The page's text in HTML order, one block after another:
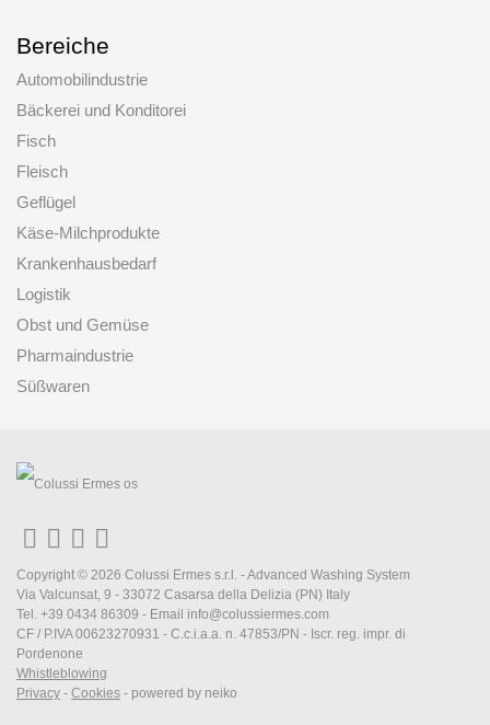
Bereiche
Automobilindustrie
Bäckerei und Konditorei
Fisch
Fleisch
Geflügel
Käse-Milchprodukte
Krankenhausbedarf
Logistik
Obst und Gemüse
Pharmaindustrie
Süßwaren
Copyright © 2026 Colussi Ermes s.r.l. - Advanced Washing System
Via Valcunsat, 9 - 33072 Casarsa della Delizia (PN) Italy
Tel. +39 0434 86309 - Email info@colussiermes.com
CF / P.IVA 00623270931 - C.c.i.a.a. n. 47853/PN - Iscr. reg. impr. di
Pordenone
Whistleblowing
Privacy - Cookies - powered by neiko